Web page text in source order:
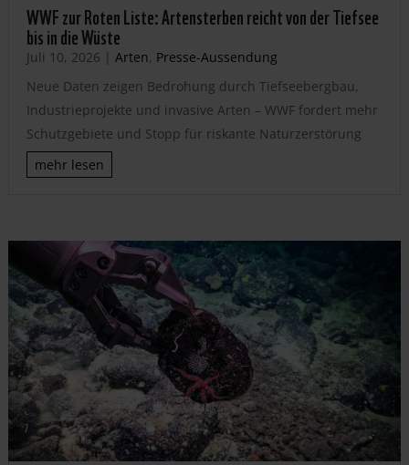
WWF zur Roten Liste: Artensterben reicht von der Tiefsee
bis in die Wüste
Juli 10, 2026 | Arten, Presse-Aussendung
Neue Daten zeigen Bedrohung durch Tiefseebergbau,
Industrieprojekte und invasive Arten – WWF fordert mehr
Schutzgebiete und Stopp für riskante Naturzerstörung
mehr lesen